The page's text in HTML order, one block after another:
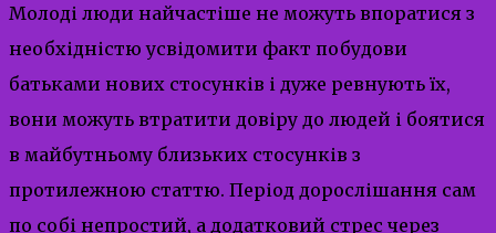
Молоді люди найчастіше не можуть впоратися з
необхідністю усвідомити факт побудови
батьками нових стосунків і дуже ревнують їх,
вони можуть втратити довіру до людей і боятися
в майбутньому близьких стосунків з
протилежною статтю. Період дорослішання сам
по собі непростий, а додатковий стрес через